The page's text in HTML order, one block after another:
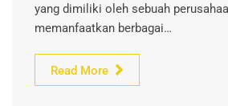
yang dimiliki oleh sebuah
memanfaatkan berbagai…
Read More